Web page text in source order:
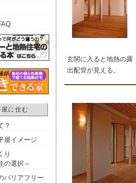
玄関に入ると地熱の露
出配管が見える。
に住む
？
屋イメージ
り
の選択～
バリアフリー